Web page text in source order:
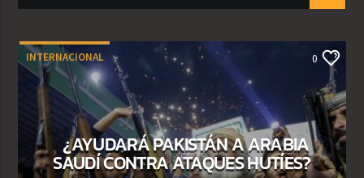
INTERNACIONAL 0
¿AYUDARÁ PAKISTÁN A ARABIA
SAUDÍ CONTRA ATAQUES HUTÍES?